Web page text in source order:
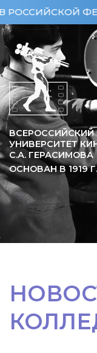
УНИВЕРСИТЕТ
С.А. ГЕРАСИМОВА
ОСНОВАН В 1919Г.